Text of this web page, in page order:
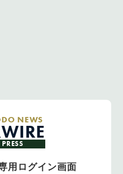
NEWS
PRESS
用ログイン画面